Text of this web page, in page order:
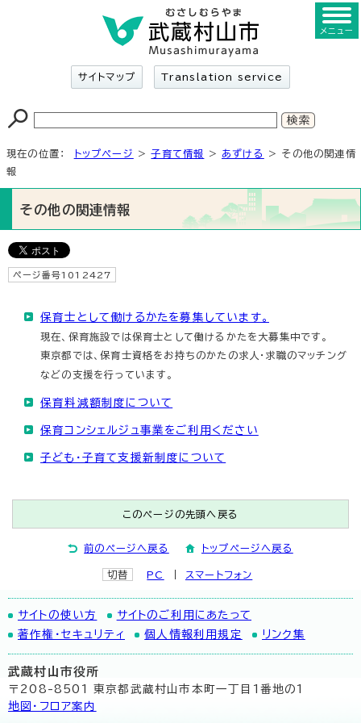
サイトマップ Translation service
メニュー
現在の位置： トップページ >子育て情報 > あずける
> その他の関連情
報
その他の関連情報
ページ番号1012427
保育士として働けるかたを募集しています。
現在、保育施設では保育士として働けるかたを大募集中です。
東京都では、保育士資格をお持ちのかたの求人・求職のマッチング
などの支援を行っています。
保育料減額制度について
保育コンシェルジュ事業をご利用ください
子ども・子育て支援新制度について
このページの先頭へ戻る
前のページへ戻る トップページへ戻る
切替 PC スマートフォン
サイトの使い方
サイトのご利用にあたって
著作権・セキュリティ
個人情報利用規定 リンク集
武蔵村山市役所
〒208-8501 東京都武蔵村山市本町一丁目1番地の1
地図･フロア案内